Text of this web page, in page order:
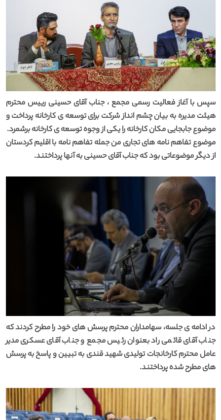
سپس با آغاز فعالیت رسمی مجمع ، جناب آقای حسینی رییس محترم
هیئت مدیره به بیان چشم انداز شرکت برای توسعه ی کارخانه پرداخت و
موضوع جابجایی مکان کارخانه را یکی از وجوه توسعه ی کارخانه برشمرد.
موضوع تفاهم نامه های تجاری من جمله تفاهم نامه با اقلیم کردستان
از دیگر موضوعاتی بود که جناب آقای حسینی به آنها پرداختند.
در ادامه ی جلسه، سهامداران محترم پرسش های خود را مطرح کردند که
جناب آقای قائمی راد بعنوان رئیس مجمع و جناب آقای عسکری مدیر
عامل محترم کارخانجات تولیدی شهید قندی به تبیین و پاسخ به پرسش
های مطرح شده پرداختند.